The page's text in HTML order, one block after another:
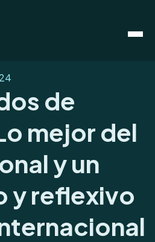
de
mejor del
y un
y reflexivo